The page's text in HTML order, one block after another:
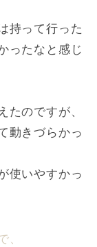
持って行った
ったなと感じ
たのですが、
動きづらかっ
使いやすかっ
、